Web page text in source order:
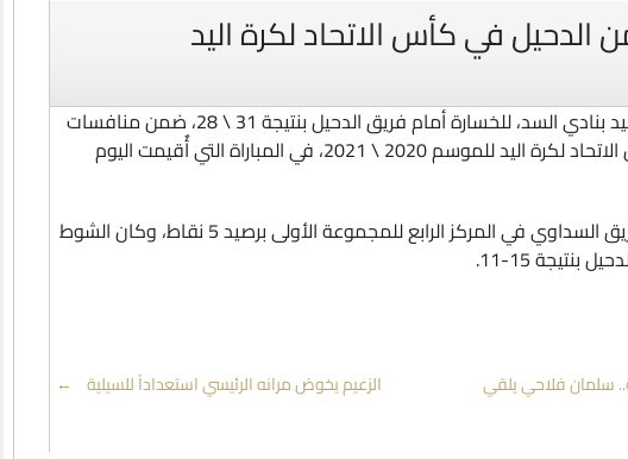
الدحيل في كأس الاتحاد لكرة اليد
تعرض الفريق الاول لكرة اليد بنادي السد، للخسارة أمام فريق الدحيل بنتيجة 31 \ 28، ضمن منافسات
الأسبوع الرابع ببطولة كأس الاتحاد لكرة اليد للموسم 2020 \ 2021، في المباراة التي أٌقيمت اليوم
وبهذة الخسارة توقف الفريق السداوي في المركز الرابع للمجموعة الأولى برصيد 5 نقاط، وكان الشوط
15-11.
سلمان فلاحي يلقي
الزعيم يخوض مرانه الرئيسي استعداداً للسيلية →